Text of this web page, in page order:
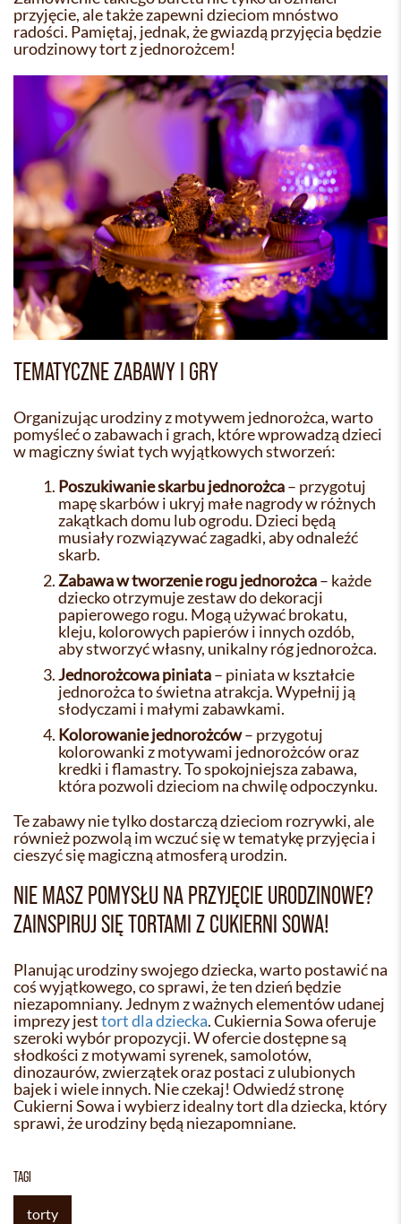
przyjęcie, ale także zapewni dzieciom mnóstwo
radości. Pamiętaj, jednak, że gwiazdą przyjęcia będzie
urodzinowy tort z jednorożcem!
TEMATYCZNE ZABAWY I GRY
Organizując urodziny z motywem jednorożca, warto
pomyśleć o zabawach i grach, które wprowadzą dzieci
w magiczny świat tych wyjątkowych stworzeń:
Poszukiwanie skarbu jednorożca– przygotuj
mapę skarbów i ukryj małe nagrody w różnych
zakątkach domu lub ogrodu. Dzieci będą
musiały rozwiązywać zagadki, aby odnaleźć
skarb.
Zabawa w tworzenie rogu jednorożca– każde
dziecko otrzymuje zestaw do dekoracji
papierowego rogu. Mogą używać brokatu,
kleju, kolorowych papierów i innych ozdób,
aby stworzyć własny, unikalny róg jednorożca.
Jednorożcowa piniata– piniata w kształcie
jednorożca to świetna atrakcja. Wypełnij ją
słodyczami i małymi zabawkami.
Kolorowanie jednorożców– przygotuj
kolorowanki z motywami jednorożców oraz
kredki i flamastry. To spokojniejsza zabawa,
która pozwoli dzieciom na chwilę odpoczynku.
Te zabawy nie tylko dostarczą dzieciom rozrywki, ale
również pozwolą im wczuć się w tematykę przyjęcia i
cieszyć się magiczną atmosferą urodzin.
NIE MASZ POMYSŁU NA PRZYJĘCIE URODZINOWE?
ZAINSPIRUJ SIĘ TORTAMI Z CUKIERNI SOWA!
Planując urodziny swojego dziecka, warto postawić na
coś wyjątkowego, co sprawi, że ten dzień będzie
niezapomniany. Jednym z ważnych elementów udanej
imprezy jesttort dla dziecka. Cukiernia Sowa oferuje
szeroki wybór propozycji. W ofercie dostępne są
słodkości z motywami syrenek, samolotów,
dinozaurów, zwierzątek oraz postaci z ulubionych
bajek i wiele innych. Nie czekaj! Odwiedź stronę
Cukierni Sowa i wybierz idealny tort dla dziecka, który
sprawi, że urodziny będą niezapomniane.
TAGI
torty